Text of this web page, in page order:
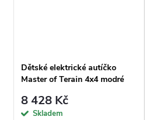
Dětské elektrické autíčko
Master of Terain 4x4 modré
8 428 Kč
Skladem